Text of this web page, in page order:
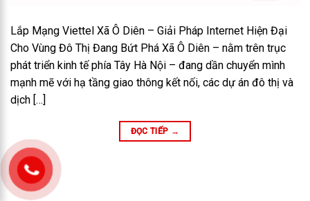
Lắp Mạng Viettel Xã Ô Diên – Giải Pháp Internet Hiện Đại
Cho Vùng Đô Thị Đang Bứt Phá Xã Ô Diên – nằm trên trục
phát triển kinh tế phía Tây Hà Nội – đang dần chuyển mình
mạnh mẽ với hạ tầng giao thông kết nối, các dự án đô thị và
dịch […]
ĐỌC TIẾP →